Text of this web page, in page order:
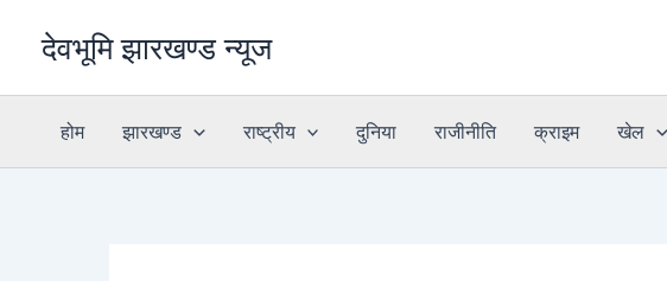
देवभूमि झारखण्ड न्यूज
होम झारखण्ड राष्ट्रीय दुनिया राजीनीति क्राइम खेल